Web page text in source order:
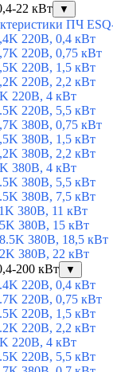
22 кВт ▼
ПЧ
220В, 0,4 кВт
220В, 0,75 кВт
220В, 1,5 кВт
220В, 2,2 кВт
220В, 4 кВт
220В, 5,5 кВт
380В, 0,75 кВт
380В, 1,5 кВт
380В, 2,2 кВт
380В, 4 кВт
380В, 5,5 кВт
380В, 7,5 кВт
380В, 11 кВт
380В, 15 кВт
380В, 18,5 кВт
380В, 22 кВт
200 кВт
▼
220В, 0,4 кВт
220В, 0,75 кВт
220В, 1,5 кВт
220В, 2,2 кВт
220В, 4 кВт
220В, 5,5 кВт